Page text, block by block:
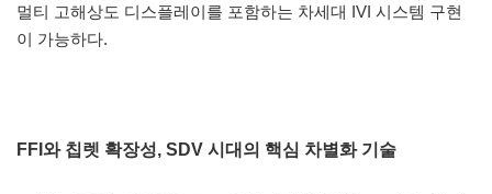
멀티 고해상도 디스플레이를 포함하는 차세대 IVI 시스템 구현
이 가능하다.
FFI와 칩렛 확장성, SDV 시대의 핵심 차별화 기술